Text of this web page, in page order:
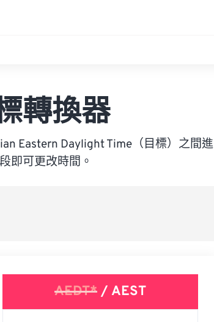
轉換器
Eastern Daylight Time（目標）之間進
即可更改時間。
AEDT* / AEST